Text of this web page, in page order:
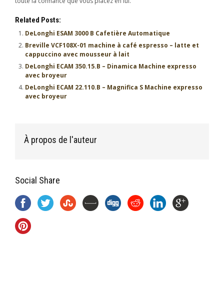
Related Posts:
DeLonghi ESAM 3000 B Cafetière Automatique
Breville VCF108X-01 machine à café espresso – latte et
cappuccino avec mousseur à lait
DeLonghi ECAM 350.15.B – Dinamica Machine expresso
avec broyeur
DeLonghi ECAM 22.110.B – Magnifica S Machine expresso
avec broyeur
À propos de l'auteur
Social Share